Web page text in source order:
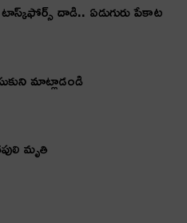
దాడి.. ఏడుగురు పేకాట
మాట్లాడండి
మృతి